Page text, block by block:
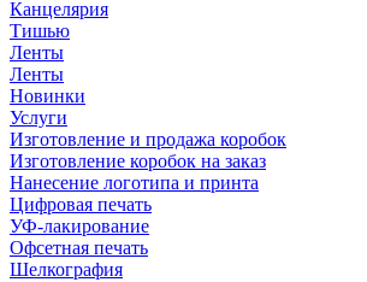
Канцелярия
Тишью
Ленты
Ленты
Новинки
Услуги
Изготовление и продажа коробок
Изготовление коробок на заказ
Нанесение логотипа и принта
Цифровая печать
УФ-лакирование
Офсетная печать
Шелкография